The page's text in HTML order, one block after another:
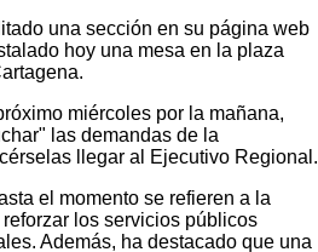
una sección en su página web
hoy una mesa en la plaza
miércoles por la mañana,
las demandas de la
llegar al Ejecutivo Regional.
el momento se refieren a la
los servicios públicos
Además, ha destacado que una